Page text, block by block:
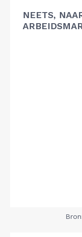
NEETS,